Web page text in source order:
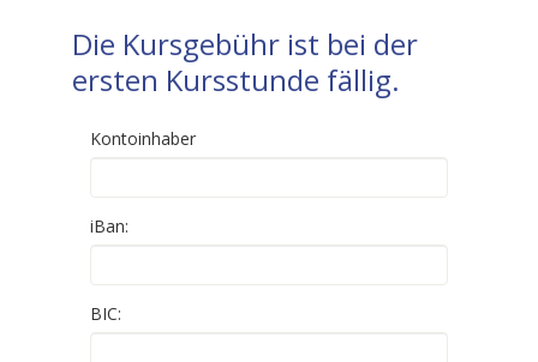
Die Kursgebühr ist bei der
ersten Kursstunde fällig.
Kontoinhaber
iBan:
BIC: